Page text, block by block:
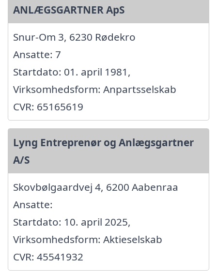
ANLÆGSGARTNER ApS
Snur-Om 3, 6230 Rødekro
Ansatte: 7
Startdato: 01. april 1981,
Virksomhedsform: Anpartsselskab
CVR: 65165619
Lyng Entreprenør og Anlægsgartner
A/S
Skovbølgaardvej 4, 6200 Aabenraa
Ansatte:
Startdato: 10. april 2025,
Virksomhedsform: Aktieselskab
CVR: 45541932